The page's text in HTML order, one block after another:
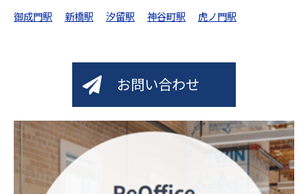
御成門駅 新橋駅 汐留駅 神谷町駅 虎ノ門駅
お問い合わせ